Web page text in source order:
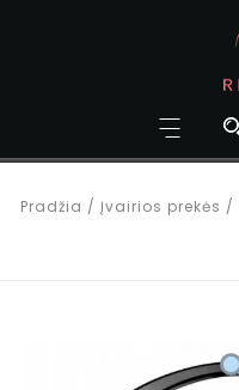
Pradžia / Įvairios prekės /